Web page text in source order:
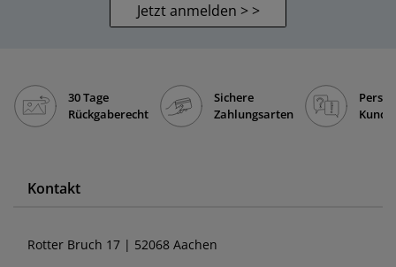
Jetzt anmelden > >
30 Tage
Rückgaberecht
Sichere
Zahlungsarten
Kontakt
Rotter Bruch 17 | 52068 Aachen